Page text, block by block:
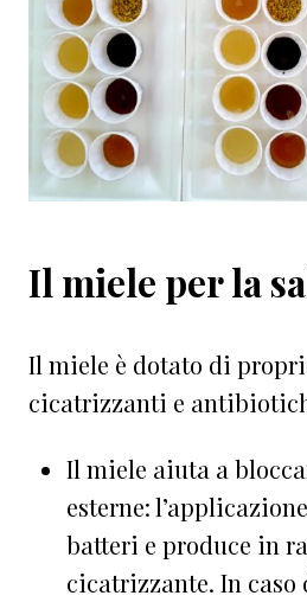
Il miele per la
Il miele è dotato di
cicatrizzanti e
Il miele aiuta a
esterne:
batteri e produce in
cicatrizzante. In caso